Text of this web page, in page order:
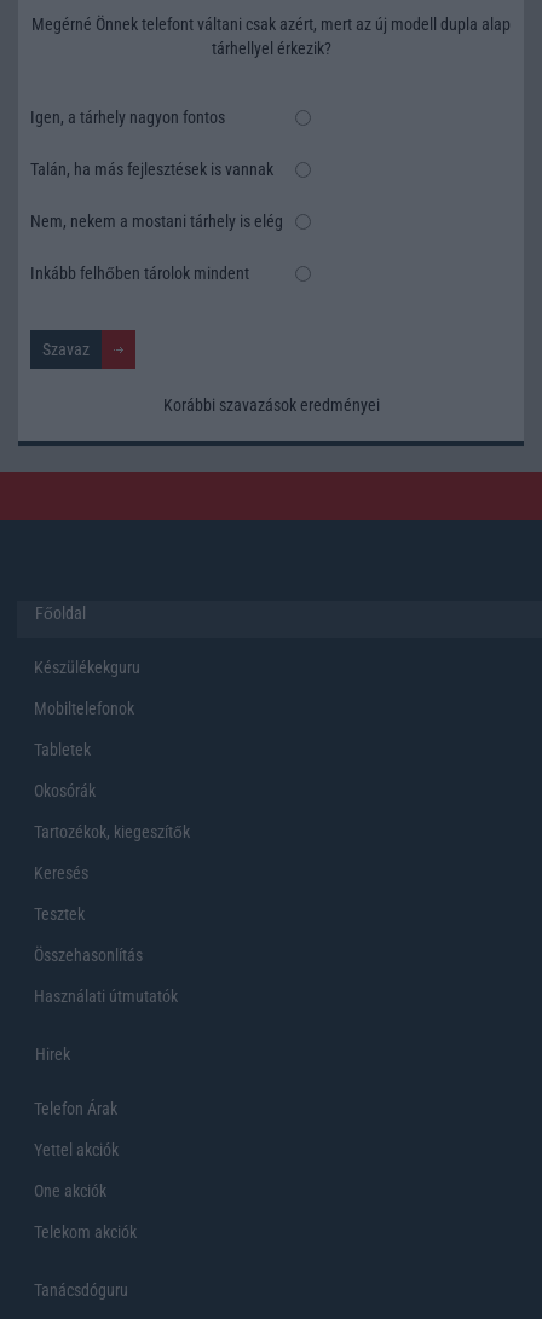
Megérné Önnek telefont váltani csak azért, mert az új modell dupla alap
tárhellyel érkezik?
Igen, a tárhely nagyon fontos
Talán, ha más fejlesztések is vannak
Nem, nekem a mostani tárhely is elég
Inkább felhőben tárolok mindent
Korábbi szavazások eredményei
Főoldal
Készülékekguru
Mobiltelefonok
Tabletek
Okosórák
Tartozékok, kiegeszítők
Keresés
Tesztek
Összehasonlítás
Használati útmutatók
Hirek
Telefon Árak
Yettel akciók
One akciók
Telekom akciók
Tanácsdóguru